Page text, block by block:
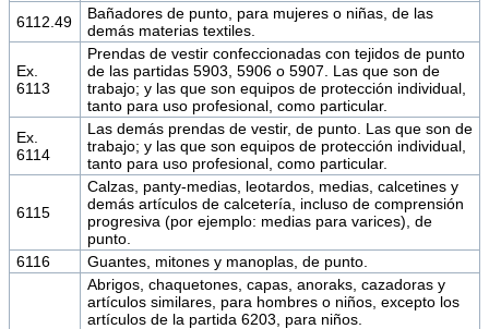
6112.49
Bañadores de punto, para mujeres o niñas, de las
demás materias textiles.
Ex.
6113
Prendas de vestir confeccionadas con tejidos de punto
de las partidas 5903, 5906 o 5907. Las que son de
trabajo; y las que son equipos de protección individual,
tanto para uso profesional, como particular.
Ex.
6114
Las demás prendas de vestir, de punto. Las que son de
trabajo; y las que son equipos de protección individual,
tanto para uso profesional, como particular.
6115
Calzas, panty-medias, leotardos, medias, calcetines y
demás artículos de calcetería, incluso de comprensión
progresiva (por ejemplo: medias para varices), de
punto.
6116
Guantes, mitones y manoplas, de punto.
Abrigos, chaquetones, capas, anoraks, cazadoras y
artículos similares, para hombres o niños, excepto los
artículos de la partida 6203, para niños.